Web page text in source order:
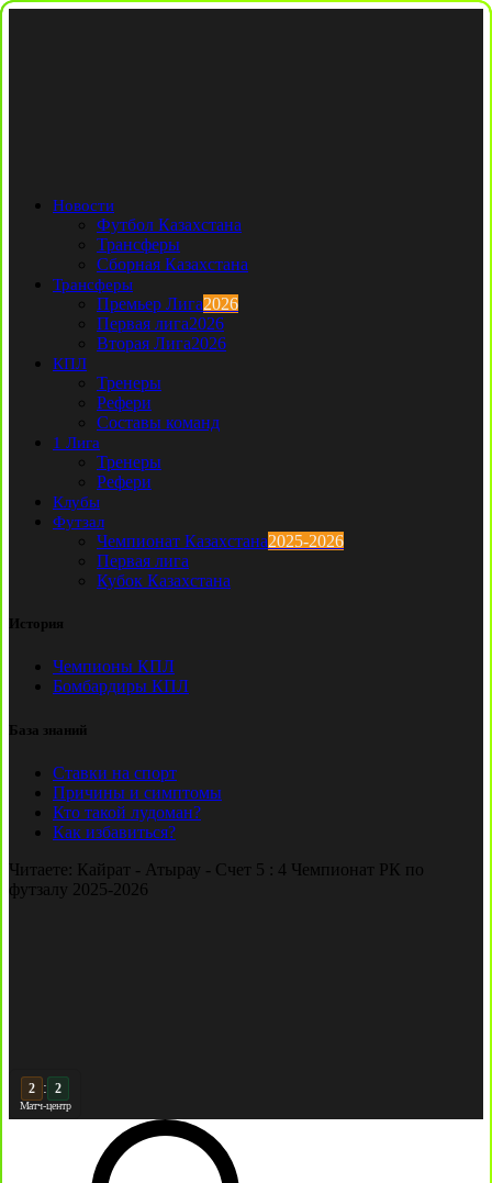
Новости
Футбол Казахстана
Трансферы
Сборная Казахстана
Трансферы
Премьер Лига2026
Первая лига2026
Вторая Лига2026
КПЛ
Тренеры
Рефери
Составы команд
1 Лига
Тренеры
Рефери
Клубы
Футзал
Чемпионат Казахстана2025-2026
Первая лига
Кубок Казахстана
История
Чемпионы КПЛ
Бомбардиры КПЛ
База знаний
Ставки на спорт
Причины и симптомы
Кто такой лудоман?
Как избавиться?
Читаете: Кайрат - Атырау - Счет 5 : 4 Чемпионат РК по
футзалу 2025-2026
3 : 2
Матч-центр